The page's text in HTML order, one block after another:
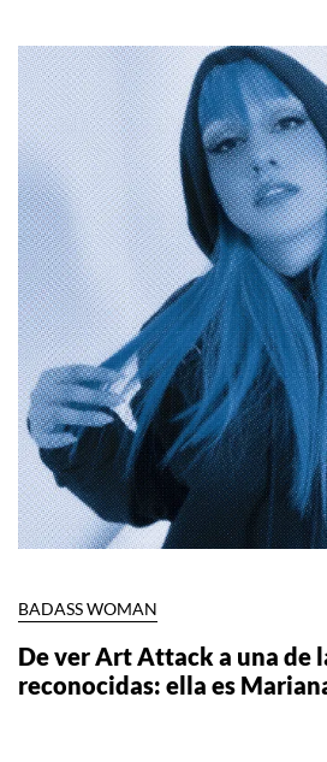
BADASS WOMAN
De ver Art Attack a una de
reconocidas: ella es